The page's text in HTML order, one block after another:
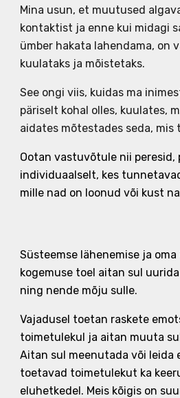
Mina usun, et muutused
kontaktist ja enne kui midagi
ümber hakata lahendama, on
kuulataks ja mõistetaks.
See ongi viis, kuidas ma
päriselt kohal olles, kuulates,
aidates mõtestades seda, mis
Ootan vastuvõtule nii peresid,
individuaalselt, kes
mille nad on loonud või kust
Süsteemse lähenemise ja
kogemuse toel aitan sul
ning nende mõju sulle.
Vajadusel toetan raskete
toimetulekul ja aitan muuta
Aitan sul meenutada või leida
toetavad toimetulekut ka
eluhetkedel. Meis kõigis on